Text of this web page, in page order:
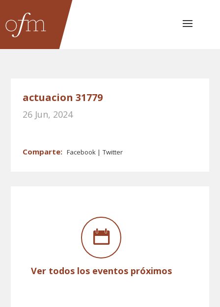
actuacion 31779
26 Jun, 2024
Facebook Twitter
Ver todos los eventos próximos